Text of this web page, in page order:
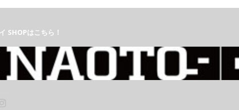
SHOPはこちら！